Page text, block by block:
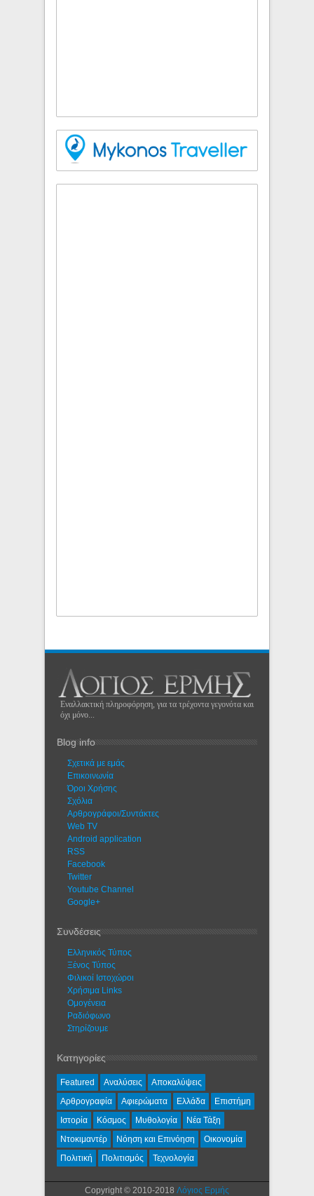
Εναλλακτική πληροφόρηση, για τα τρέχοντα γεγονότα και
όχι μόνο...
Blog info
Σχετικά με εμάς
Eπικοινωνία
Όροι Χρήσης
Σχόλια
Αρθρογράφοι/Συντάκτες
Web TV
Android application
RSS
Facebook
Twitter
Youtube Channel
Google+
Συνδέσεις
Ελληνικός Τύπος
Ξένος Τύπος
Φιλικοί Ιστοχώροι
Χρήσιμα Links
Ομογένεια
Ραδιόφωνο
Στηρίζουμε
Κατηγορίες
Featured Αναλύσεις
Αποκαλύψεις
Αρθρογραφία
Αφιερώματα Ελλάδα
Επιστήμη
Ιστορία
Κόσμος Μυθολογία
Νέα Τάξη
Ντοκιμαντέρ
Νόηση και Επινόηση
Οικονομία
Πολιτική
Πολιτισμός Τεχνολογία
Copyright © 2010-2018 Λόγιος Ερμής